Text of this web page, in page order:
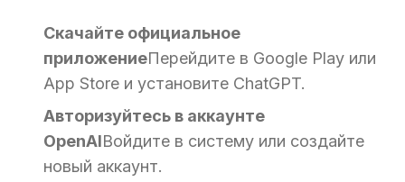
Скачайте официальное
приложениеПерейдите в Google Play или
App Store и установите ChatGPT.
Авторизуйтесь в аккаунте
OpenAIВойдите в систему или создайте
новый аккаунт.